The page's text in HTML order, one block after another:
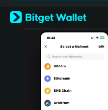
Español (Latinoamérica)
Türkçe
Italiano
Português (Portugal)
Bahasa Indonesia